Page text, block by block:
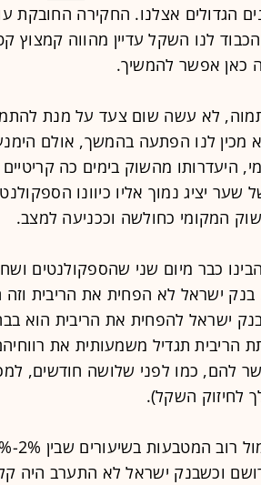
הגדולים אצלנו. החקירה החובקת
לנו השקל עדיין מהווה קמצוץ
כאן אפשר להמשיך.
תמוה, לא עשה שום צעד על מנת
מכין לנו הפתעה בהמשך, אולם
היעדרותו מהשוק בימים כה
יציג נמוך אליו כיוונו
המקומי כחולשה וככניעה למצב.
כבר מיום שני שהספקולנטים
בפקיעה. בנק ישראל לא הפחית את הריבית
ישראל להפחית את הריבית הוא
תגדיל משמעותית את
להם, כמו לפני שלושה חודשים,
לחיזוק השקל).
וכשבנק ישראל לא התערב היה